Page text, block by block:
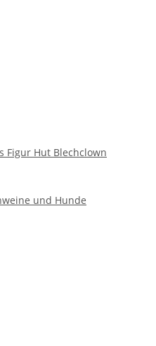
Figur Hut Blechclown